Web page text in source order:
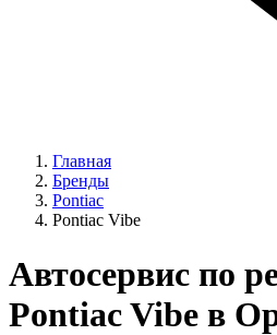
Главная
Бренды
Pontiac
Pontiac Vibe
Автосервис по
Pontiac Vibe в